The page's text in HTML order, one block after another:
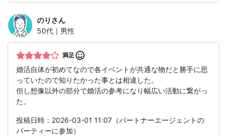
のり さん
50代｜男性
満足
婚活自体が初めてなので各イベントが共通な物だと勝手に思
っていたので知りたかった事とは相違した。
但し想像以外の部分で婚活の参考になり幅広い活動に繋がっ
た。
投稿日時：2026-03-01 11:07（パートナーエージェントの
パーティーに参加）